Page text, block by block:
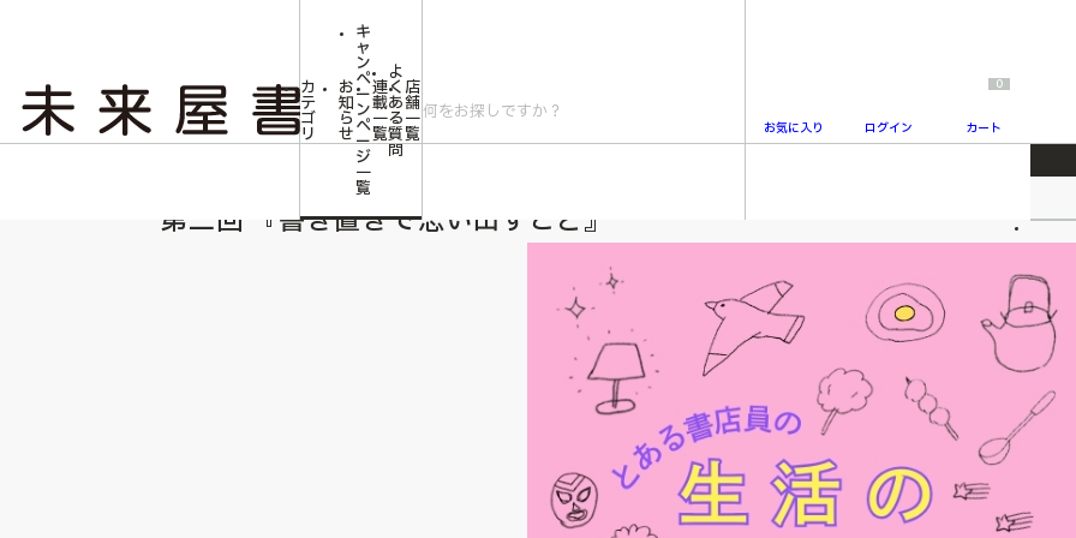
カ
テ
ゴ
リ
お
知
ら
せ
キ
ャ
ン
ペ
ー
ン
ペ
ー
ジ
一
覧
連
載
一
覧
よ
く
あ
る
質
問
店
舗
一
覧
お気に入り ログイン
0
カート
第二回 『書き置きで思い出すこと』
第二回 『書き置きで思い出すこと』